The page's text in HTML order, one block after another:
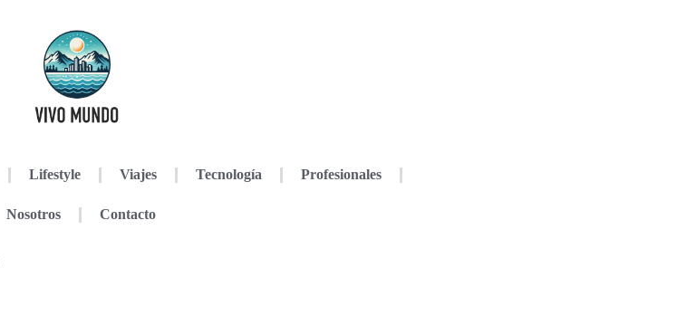
Lifestyle Viajes Tecnología Profesionales
Nosotros Contacto